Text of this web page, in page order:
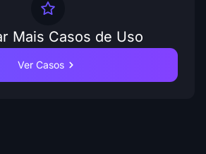
Mais Casos de Uso
Ver Casos